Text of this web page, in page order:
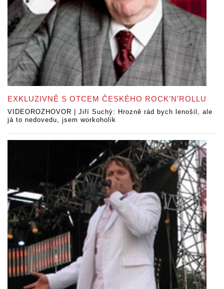
EXKLUZIVNĚ S OTCEM ČESKÉHO ROCK’N’ROLLU
VIDEOROZHOVOR | Jiří Suchý: Hrozně rád bych lenošil, ale
já to nedovedu, jsem workoholik